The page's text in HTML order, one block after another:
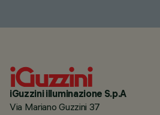
iGuzzini illuminazione S.p.A
Via Mariano Guzzini 37